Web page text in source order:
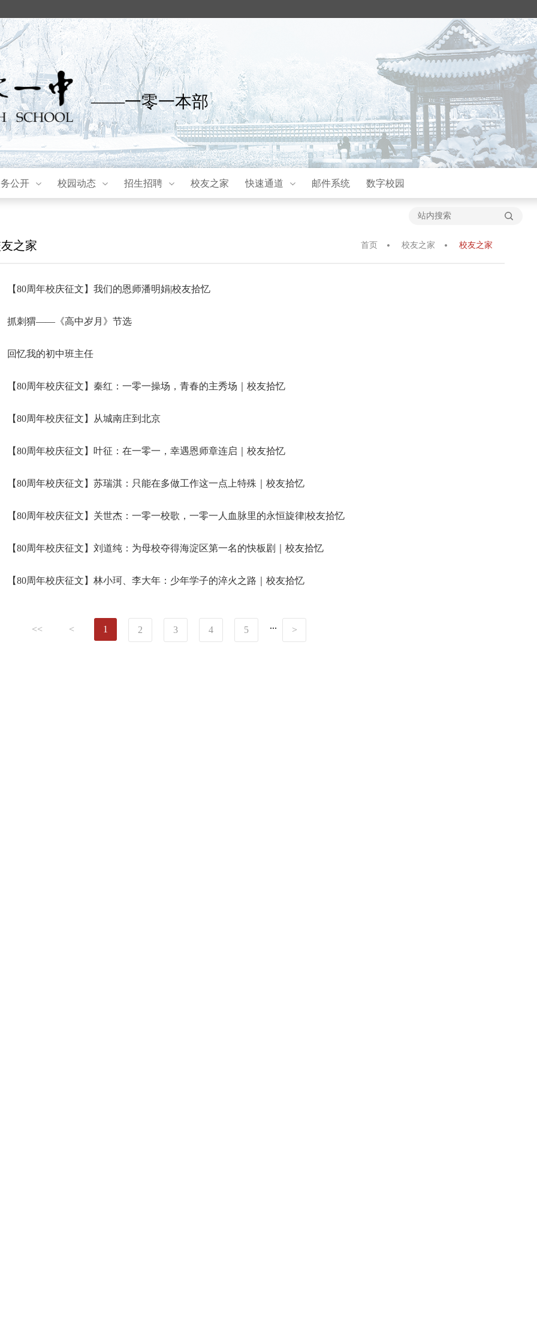
——一零一本部
公开 校园动态 招生招聘 校友之家 快速通道 邮件系统 数字校园
之家 首页 校友之家 校友之家
【80周年校庆征文】我们的恩师潘明娟|校友拾忆
抓刺猬——《高中岁月》节选
回忆我的初中班主任
【80周年校庆征文】秦红：一零一操场，青春的主秀场｜校友拾忆
【80周年校庆征文】从城南庄到北京
【80周年校庆征文】叶征：在一零一，幸遇恩师章连启｜校友拾忆
【80周年校庆征文】苏瑞淇：只能在多做工作这一点上特殊｜校友拾忆
【80周年校庆征文】关世杰：一零一校歌，一零一人血脉里的永恒旋律|校友拾忆
【80周年校庆征文】刘道纯：为母校夺得海淀区第一名的快板剧｜校友拾忆
【80周年校庆征文】林小珂、李大年：少年学子的淬火之路｜校友拾忆
<< < 1 2 3 4 5 ... >